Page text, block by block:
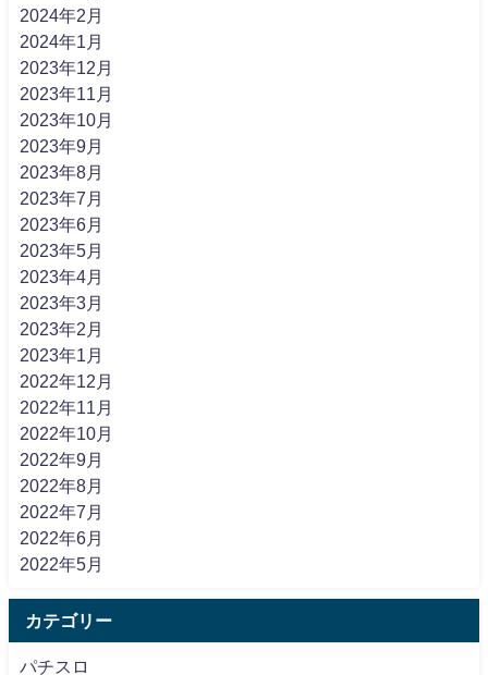
2024年2月
2024年1月
2023年12月
2023年11月
2023年10月
2023年9月
2023年8月
2023年7月
2023年6月
2023年5月
2023年4月
2023年3月
2023年2月
2023年1月
2022年12月
2022年11月
2022年10月
2022年9月
2022年8月
2022年7月
2022年6月
2022年5月
カテゴリー
パチスロ